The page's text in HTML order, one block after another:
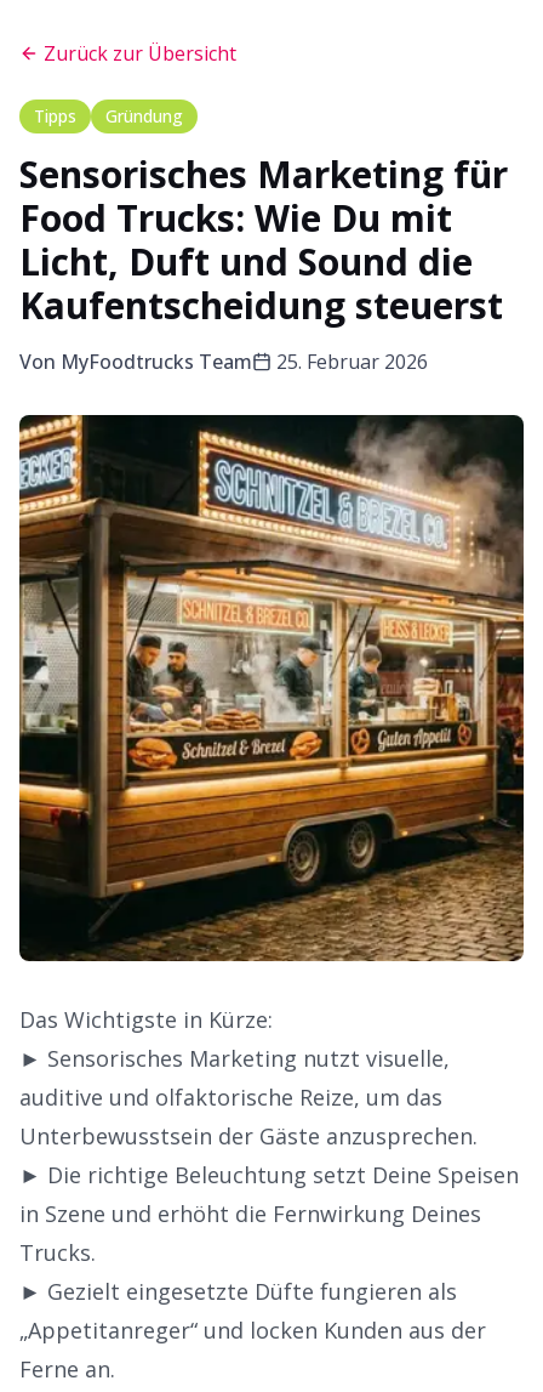
Zurück zur Übersicht
Tipps Gründung
Sensorisches Marketing für
Food Trucks: Wie Du mit
Licht, Duft und Sound die
Kaufentscheidung steuerst
Von MyFoodtrucks Team 25. Februar 2026
Das Wichtigste in Kürze:
► Sensorisches Marketing nutzt visuelle,
auditive und olfaktorische Reize, um das
Unterbewusstsein der Gäste anzusprechen.
► Die richtige Beleuchtung setzt Deine Speisen
in Szene und erhöht die Fernwirkung Deines
Trucks.
► Gezielt eingesetzte Düfte fungieren als
„Appetitanreger“ und locken Kunden aus der
Ferne an.